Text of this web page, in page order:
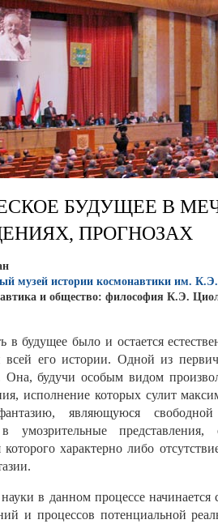
БУДУЩЕЕ В
ПРОГНОЗАХ
музей истории космонавтики им.
и общество: философия К.Э.
в будущее было и остается
всей его истории. Одной из
Она, будучи особым видом
исполнение которых сулит
являющуюся
умозрительные представления,
которого характерно либо
в данном процессе
и процессов потенциальной